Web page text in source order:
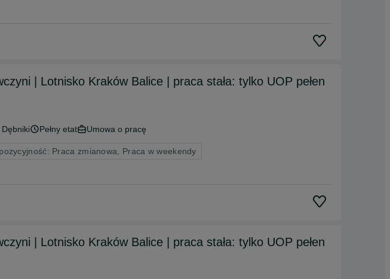
| Lotnisko Kraków Balice | praca stała: tylko UOP pełen
Dębniki Pełny etat Umowa o pracę
Praca zmianowa, Praca w weekendy
| Lotnisko Kraków Balice | praca stała: tylko UOP pełen